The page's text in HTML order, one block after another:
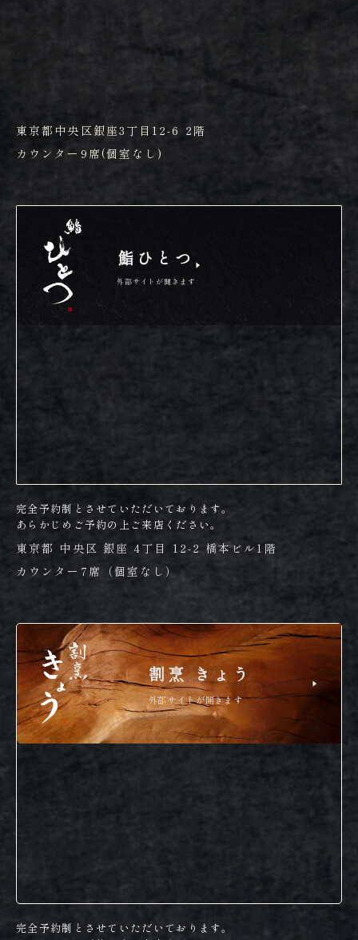
東京都中央区銀座3丁目12-6 2階
カウンター9席(個室なし)
鮨ひとつ
外部サイトが開きます
完全予約制とさせていただいております。
あらかじめご予約の上ご来店ください。
東京都 中央区 銀座 4丁目 12-2 橋本ビル1階
カウンター7席（個室なし）
割烹 きょう
外部サイトが開きます
完全予約制とさせていただいております。